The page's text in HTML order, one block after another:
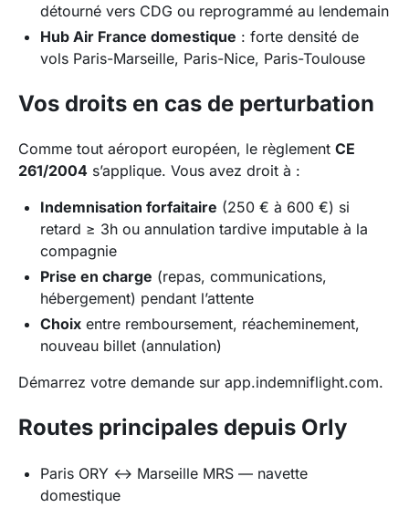
détourné vers CDG ou reprogrammé au lendemain
Hub Air France domestique : forte densité de
vols Paris-Marseille, Paris-Nice, Paris-Toulouse
Vos droits en cas de perturbation
Comme tout aéroport européen, le règlement CE
261/2004 s’applique. Vous avez droit à :
Indemnisation forfaitaire (250 € à 600 €) si
retard ≥ 3h ou annulation tardive imputable à la
compagnie
Prise en charge (repas, communications,
hébergement) pendant l’attente
Choix entre remboursement, réacheminement,
nouveau billet (annulation)
Démarrez votre demande sur app.indemniflight.com.
Routes principales depuis Orly
Paris ORY ↔ Marseille MRS — navette
domestique